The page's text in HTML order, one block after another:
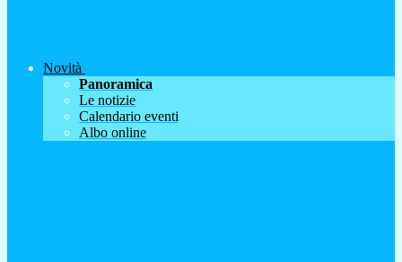
Novità
Panoramica
Le notizie
Calendario eventi
Albo online